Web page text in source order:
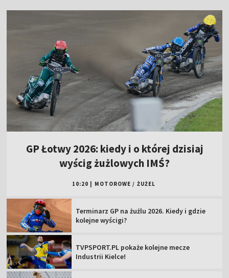
GP Łotwy 2026: kiedy i o której dzisiaj
wyścig żużlowych IMŚ?
10:20 MOTOROWE / ŻUŻEL
Terminarz GP na żużlu 2026. Kiedy i gdzie
kolejne wyścigi?
TVPSPORT.PL pokaże kolejne mecze
Industrii Kielce!